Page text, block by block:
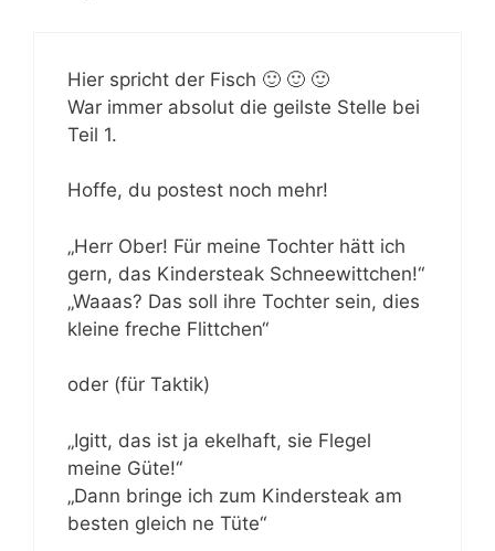
Hier spricht der Fisch 🙂 🙂 🙂
War immer absolut die geilste Stelle bei
Teil 1.
Hoffe, du postest noch mehr!
„Herr Ober! Für meine Tochter hätt ich
gern, das Kindersteak Schneewittchen!“
„Waaas? Das soll ihre Tochter sein, dies
kleine freche Flittchen“
oder (für Taktik)
„Igitt, das ist ja ekelhaft, sie Flegel
meine Güte!“
„Dann bringe ich zum Kindersteak am
besten gleich ne Tüte“